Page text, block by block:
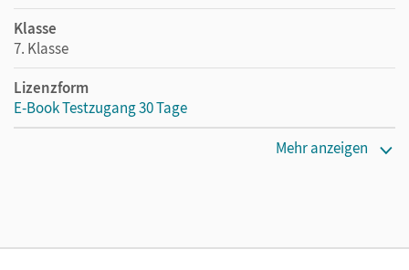
Klasse
7. Klasse
Lizenzform
E-Book Testzugang 30 Tage
Mehr anzeigen